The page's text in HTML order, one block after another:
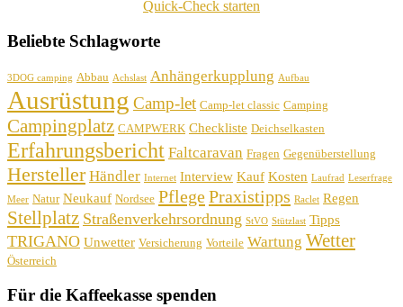
Quick-Check starten
Beliebte Schlagworte
3DOG camping Abbau Achslast Anhängerkupplung Aufbau
Ausrüstung Camp-let Camp-let classic Camping
Campingplatz CAMPWERK Checkliste Deichselkasten
Erfahrungsbericht Faltcaravan Fragen Gegenüberstellung
Hersteller Händler Internet Interview Kauf Kosten Laufrad Leserfrage
Meer Natur Neukauf Nordsee PflegePraxistipps Raclet Regen
Stellplatz Straßenverkehrsordnung StVO Stützlast Tipps
TRIGANO Unwetter Versicherung Vorteile Wartung Wetter
Österreich
Für die Kaffeekasse spenden